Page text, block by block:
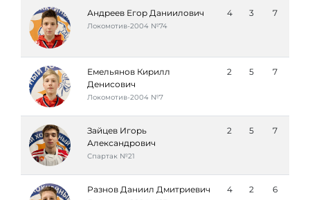
Андреев Егор Даниилович
Локомотив-2004 №74
4 3 7
Емельянов Кирилл
Денисович
Локомотив-2004 №7
2 5 7
Зайцев Игорь
Александрович
Спартак №21
2 5 7
Разнов Даниил Дмитриевич 4 2 6